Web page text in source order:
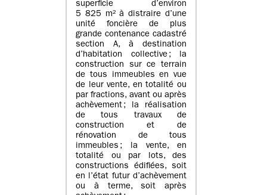
superficie d’environ
5 825 m² à distraire d’une
unité foncière de plus
grande contenance cadastré
section A, à destination
d’habitation collective ; la
construction sur ce terrain
de tous immeubles en vue
de leur vente, en totalité ou
par fractions, avant ou après
achèvement ; la réalisation
de tous travaux de
construction et de
rénovation de tous
immeubles ; la vente, en
totalité ou par lots, des
constructions édifiées, soit
en l’état futur d’achèvement
ou à terme, soit après